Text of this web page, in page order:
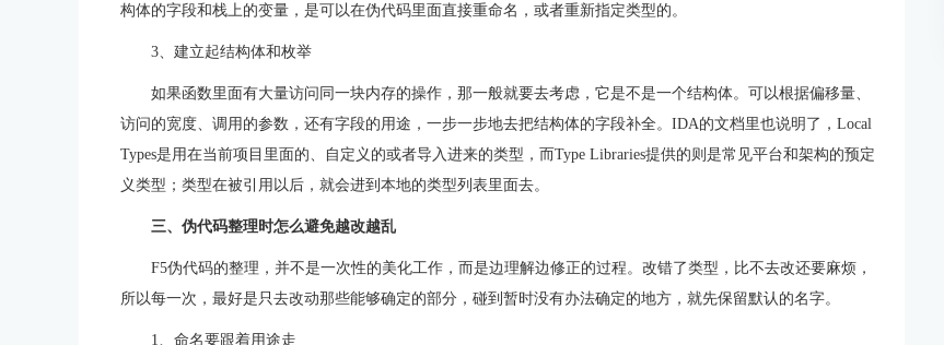
构体的字段和栈上的变量，是可以在伪代码里面直接重命名，或者重新指定类型的。
3、建立起结构体和枚举
如果函数里面有大量访问同一块内存的操作，那一般就要去考虑，它是不是一个结构体。可以根据偏移量、
访问的宽度、调用的参数，还有字段的用途，一步一步地去把结构体的字段补全。IDA的文档里也说明了，Local
Types是用在当前项目里面的、自定义的或者导入进来的类型，而Type Libraries提供的则是常见平台和架构的预定
义类型；类型在被引用以后，就会进到本地的类型列表里面去。
三、伪代码整理时怎么避免越改越乱
F5伪代码的整理，并不是一次性的美化工作，而是边理解边修正的过程。改错了类型，比不去改还要麻烦，
所以每一次，最好是只去改动那些能够确定的部分，碰到暂时没有办法确定的地方，就先保留默认的名字。
1、命名要跟着用途走